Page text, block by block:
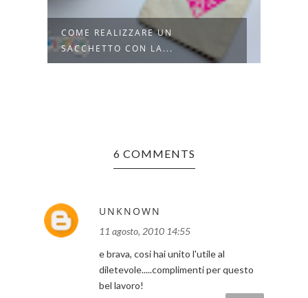
COME REALIZZARE UN
SACCHETTO CON LA...
6 COMMENTS
UNKNOWN
11 agosto, 2010 14:55
e brava, cosi hai unito l'utile al
diletevole.....complimenti per questo
bel lavoro!